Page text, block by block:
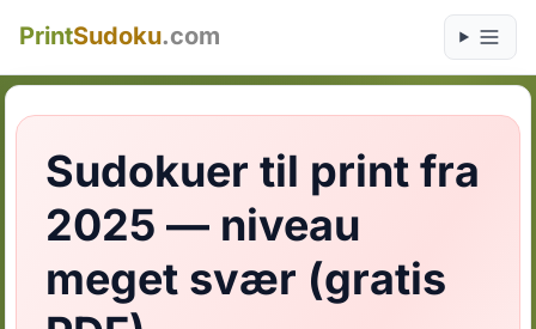
PrintSudoku.com
Sudokuer til print fra
2025 — niveau
meget svær (gratis